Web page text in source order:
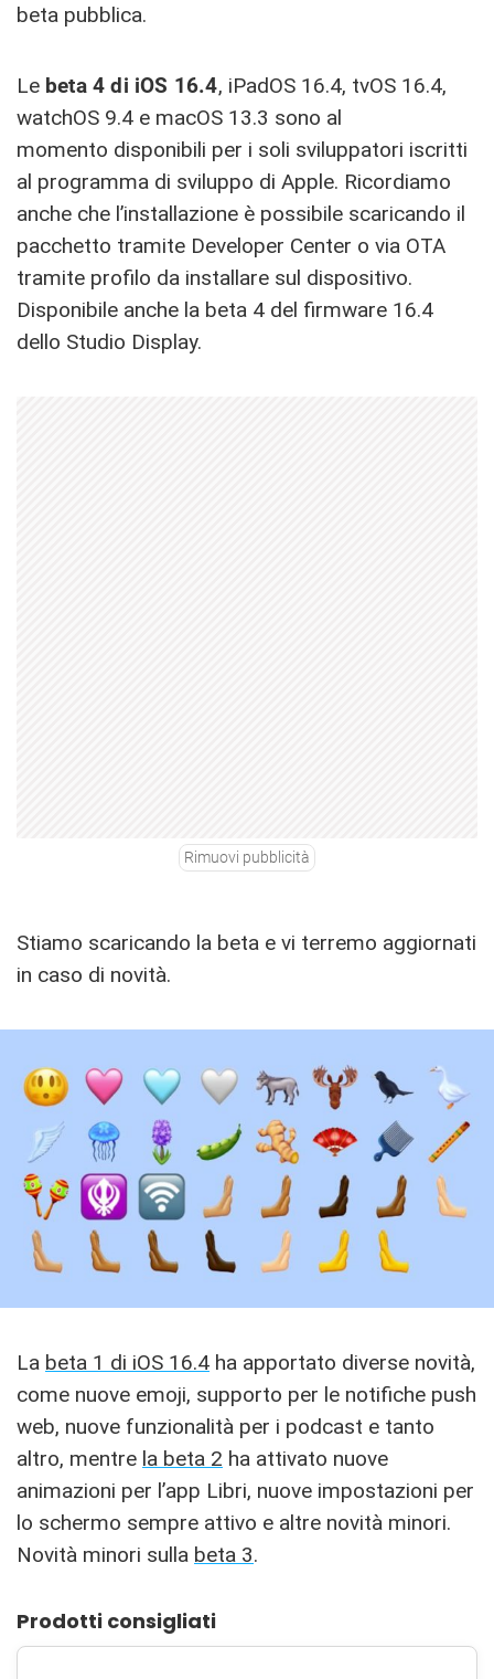
beta pubblica.
Le beta 4 di iOS 16.4, iPadOS 16.4, tvOS 16.4,
watchOS 9.4 e macOS 13.3 sono al
momento disponibili per i soli sviluppatori iscritti
al programma di sviluppo di Apple. Ricordiamo
anche che l’installazione è possibile scaricando il
pacchetto tramite Developer Center o via OTA
tramite profilo da installare sul dispositivo.
Disponibile anche la beta 4 del firmware 16.4
dello Studio Display.
Rimuovi pubblicità
Stiamo scaricando la beta e vi terremo aggiornati
in caso di novità.
La beta 1 di iOS 16.4 ha apportato diverse novità,
come nuove emoji, supporto per le notifiche push
web, nuove funzionalità per i podcast e tanto
altro, mentre la beta 2 ha attivato nuove
animazioni per l’app Libri, nuove impostazioni per
lo schermo sempre attivo e altre novità minori.
Novità minori sulla beta 3.
Prodotti consigliati